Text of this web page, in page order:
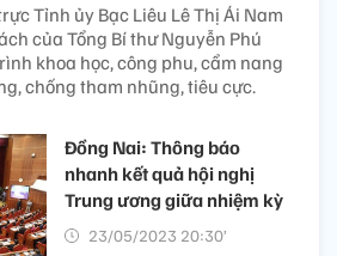
Tỉnh ủy Bạc Liêu Lê Thị Ái Nam
của Tổng Bí thư Nguyễn Phú
khoa học, công phu, cẩm nang
chống tham nhũng, tiêu cực.
Đồng Nai: Thông báo
nhanh kết quả hội nghị
Trung ương giữa nhiệm kỳ
23/05/2023 20:30’